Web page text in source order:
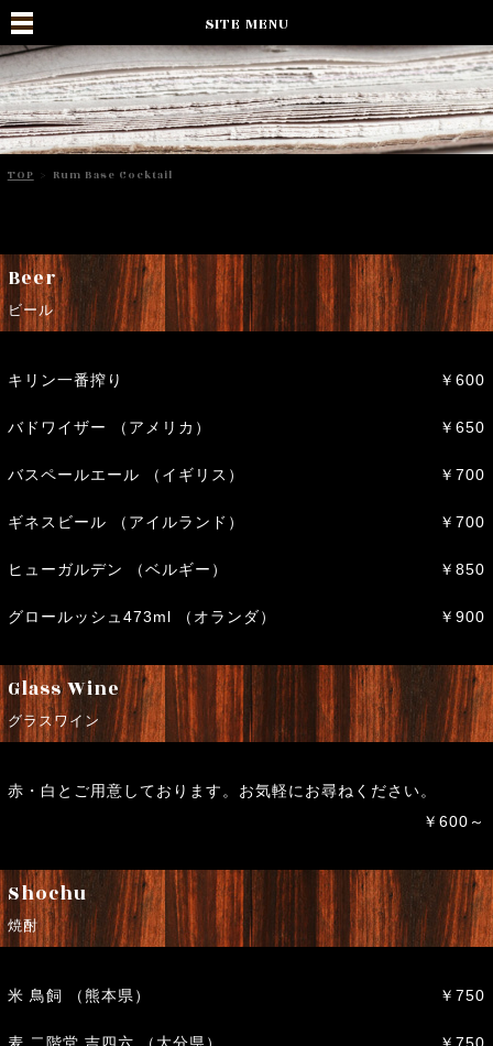
SITE MENU
TOP > Rum Base Cocktail
Beer
ビール
キリン一番搾り ￥600
バドワイザー （アメリカ） ￥650
バスペールエール （イギリス） ￥700
ギネスビール （アイルランド） ￥700
ヒューガルデン （ベルギー） ￥850
グロールッシュ473ml （オランダ） ￥900
Glass Wine
グラスワイン
赤・白とご用意しております。お気軽にお尋ねください。
￥600～
Shochu
焼酎
米 鳥飼 （熊本県） ￥750